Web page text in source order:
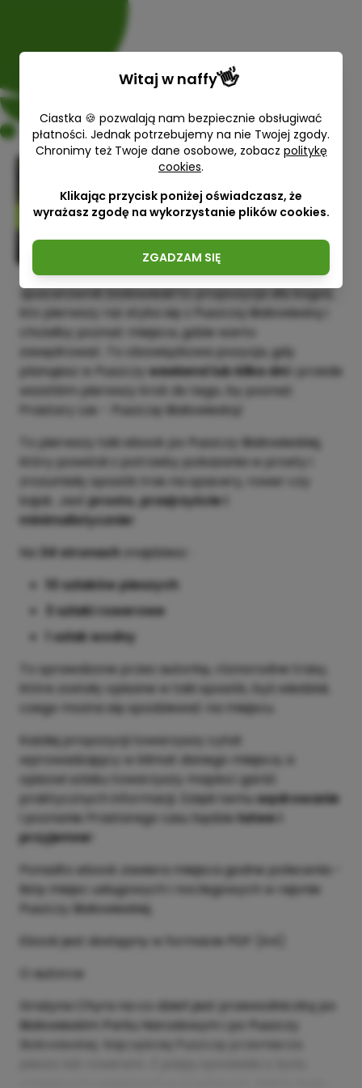
Grażyna Chyra
29,00 zł
Spacerownik białowieskito propozycja dla kogoś,
kto pierwszy raz styka się z Puszczą Białowieską i
chciałby poznać miejsca, gdzie warto
zawędrować. To obowiązkowa pozycja, gdy
planujesz w Puszczy weekend lub kilka dni i przede
wszstkim pierwszy krok do tego, by poznać
Prastary Las - Puszczę Białowieską!
To pierwszy taki ebook po Puszczy Białowieskiej,
który powstał z potrzeby pokazania w prosty i
zrozumiały sposób tras na spacery, rower czy
kajak. Jestprosto, przejrzyście i
minimalistycznie!
Na
34 stronach znajdziesz :
10 szlaków pieszych
3 szlaki rowerowe
1 szlak wodny
To sprawdzone przez autorkę, róznorodne trasy,
które zostały opisane w taki sposób, byś wiedział,
czego można się spodziewać na miejscu.
Każdej propozycji towarzyszy cytat
wprowadzający w klimat danego miejsca, a
opisowi szlaku towarzyszy mapka i garść
praktycznych informacji. Dzięki temu wędrowanie
i poznanie Prastarego Lasu będzie łatwe i
przyjemne!
Ponadto ebook zawiera miejsca godne polecenia -
listę miejsc usługowych i noclegowych w rejonie
Puszczy Białowieskiej.
Ebook jest dostępny w formacie PDF (A4)
O autorce
Grażyna Chyra na co dzień jest przewodniczką po
Białowieskim Parku Narodowym i po Puszczy
Witaj w naffy👋
Ciastka 🍪 pozwalają nam bezpiecznie obsługiwać
płatności. Jednak potrzebujemy na nie Twojej zgody.
Chronimy też Twoje dane osobowe, zobacz politykę
cookies.
Klikając przycisk poniżej oświadczasz, że
wyrażasz zgodę na wykorzystanie plików cookies.
ZGADZAM SIĘ